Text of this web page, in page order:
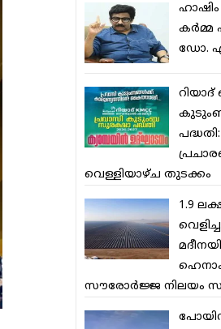
കര്‍മ്മ
ഡോ.
വെള്ളിയാഴ്ച തുടക്കം
1.9
സൗരോര്‍ജ്ജ നിലയം